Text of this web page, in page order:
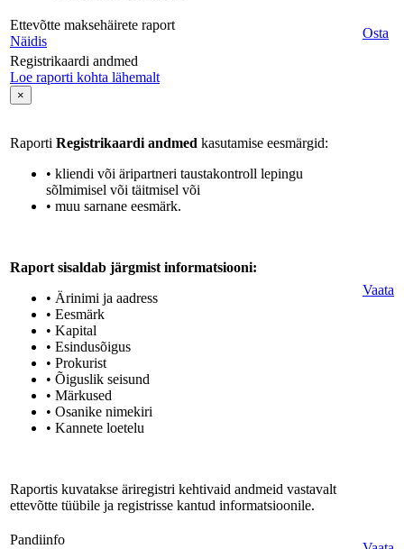
Ettevõtte maksehäirete raport
Näidis
Osta
Registrikaardi andmed
Loe raporti kohta lähemalt
×
Raporti Registrikaardi andmed kasutamise eesmärgid:
• kliendi või äripartneri taustakontroll lepingu
sõlmimisel või täitmisel või
• muu sarnane eesmärk.
Raport sisaldab järgmist informatsiooni:
• Ärinimi ja aadress
• Eesmärk
• Kapital
• Esindusõigus
• Prokurist
• Õiguslik seisund
• Märkused
• Osanike nimekiri
• Kannete loetelu
Raportis kuvatakse äriregistri kehtivaid andmeid vastavalt
ettevõtte tüübile ja registrisse kantud informatsioonile.
Vaata
Pandiinfo